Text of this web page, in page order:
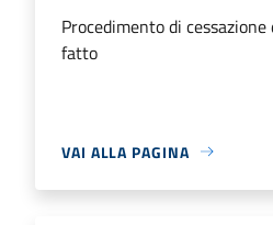
Procedimento di
fatto
VAI ALLA PAGINA